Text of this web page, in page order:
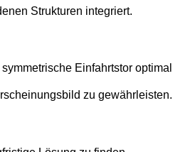
Strukturen integriert.
Einfahrtstor optimal
zu gewährleisten.